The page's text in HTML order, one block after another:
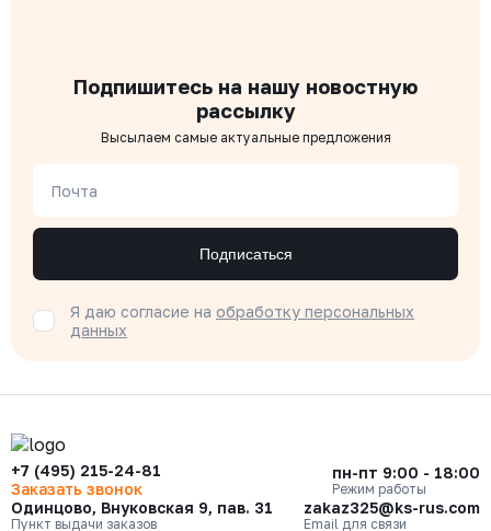
Подпишитесь на нашу новостную
рассылку
Высылаем самые актуальные предложения
Почта
Подписаться
Я даю согласие на обработку персональных
данных
+7 (495) 215-24-81
Заказать звонок
пн-пт 9:00 - 18:00
Режим работы
Одинцово, Внуковская 9, пав. 31
Пункт выдачи заказов
zakaz325@ks-rus.com
Email для связи